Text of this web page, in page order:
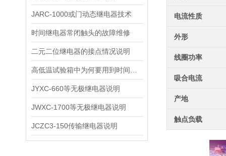
JARC-1000或门动态继电器技术
时间继电器常闭触头的故障维修
二元二位继电器的接点情况说明
JYXC-660等无极继电器说明
JWXC-1700等无极继电器说明
JCZC3-150传输继电器说明
电流性质
外形
线圈功率
吸合电流
产地
触点负载